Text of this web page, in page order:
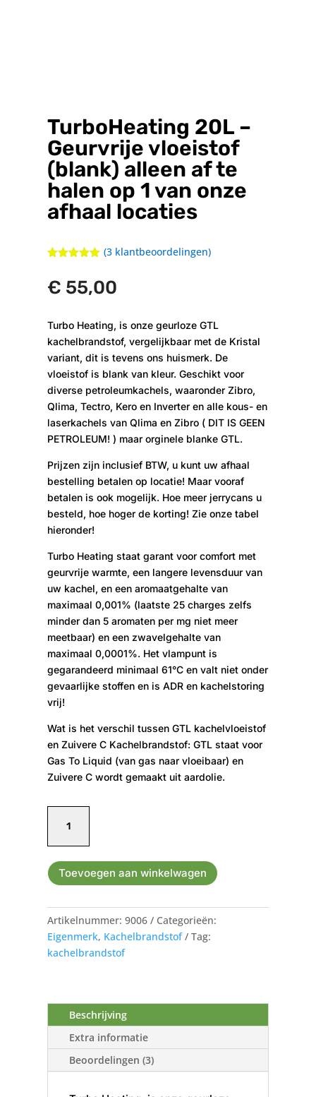
TurboHeating 20L –
Geurvrije vloeistof
(blank) alleen af te
halen op 1 van onze
afhaal locaties
gebaseerd
op
(3klantbeoordelingen)
€ 55,00
Turbo Heating, is onze geurloze GTL
kachelbrandstof, vergelijkbaar met de Kristal
variant, dit is tevens ons huismerk. De
vloeistof is blank van kleur. Geschikt voor
diverse petroleumkachels, waaronder Zibro,
Qlima, Tectro, Kero en Inverter en alle kous- en
laserkachels van Qlima en Zibro ( DIT IS GEEN
PETROLEUM! ) maar orginele blanke GTL.
Prijzen zijn inclusief BTW, u kunt uw afhaal
bestelling betalen op locatie! Maar vooraf
betalen is ook mogelijk. Hoe meer jerrycans u
besteld, hoe hoger de korting! Zie onze tabel
hieronder!
Turbo Heating staat garant voor comfort met
geurvrije warmte, een langere levensduur van
uw kachel, en een aromaatgehalte van
maximaal 0,001% (laatste 25 charges zelfs
minder dan 5 aromaten per mg niet meer
meetbaar) en een zwavelgehalte van
maximaal 0,0001%. Het vlampunt is
gegarandeerd minimaal 61°C en valt niet onder
gevaarlijke stoffen en is ADR en kachelstoring
vrij!
Wat is het verschil tussen GTL kachelvloeistof
en Zuivere C Kachelbrandstof: GTL staat voor
Gas To Liquid (van gas naar vloeibaar) en
Zuivere C wordt gemaakt uit aardolie.
-
Geurvrije
vloeistof
alleen
af
te
halen
van
onze
afhaal
locaties
aantal
Toevoegen aan winkelwagen
Artikelnummer:9006
Categorieën:
Eigenmerk, Kachelbrandstof
Tag:
kachelbrandstof
Beschrijving
Extra informatie
Beoordelingen (3)